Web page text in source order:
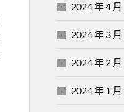
2024 年 4 月
2024 年 3 月
2024 年 2 月
2024 年 1 月